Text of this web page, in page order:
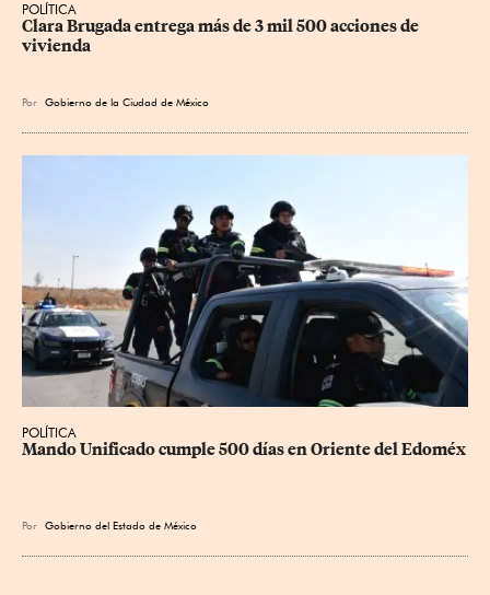
POLÍTICA
Clara Brugada entrega más de 3 mil 500 acciones de
vivienda
Por Gobierno de la Ciudad de México
POLÍTICA
Mando Unificado cumple 500 días en Oriente del Edoméx
Por Gobierno del Estado de México